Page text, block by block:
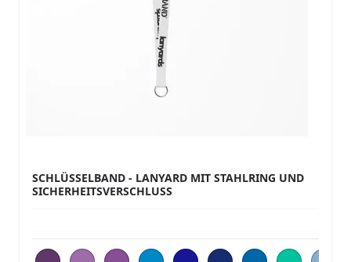
SCHLÜSSELBAND - LANYARD MIT STAHLRING UND
SICHERHEITSVERSCHLUSS